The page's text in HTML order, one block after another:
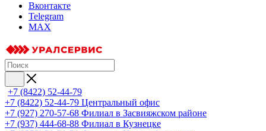
Вконтакте
Telegram
MAX
+7 (8422) 52-44-79
+7 (8422) 52-44-79 Центральный офис
+7 (927) 270-57-68 Филиал в Засвияжском районе
+7 (937) 444-68-88 Филиал в Кузнецке